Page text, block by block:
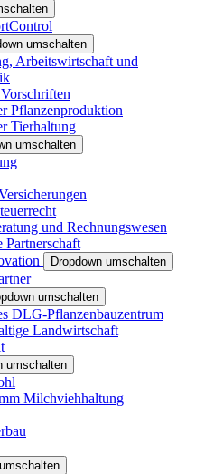
umschalten
Arbeitswirtschaft und
Pflanzenproduktion
Tierhaltung
umschalten
und Rechnungswesen
Partnerschaft
Dropdown umschalten
umschalten
DLG-Pflanzenbauzentrum
Landwirtschaft
umschalten
Milchviehhaltung